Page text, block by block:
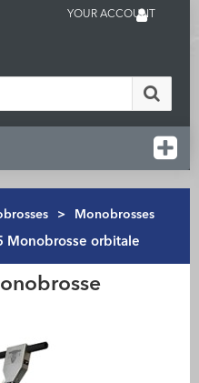
YOUR ACCOUNT
> Monobrosses
Monobrosse orbitale